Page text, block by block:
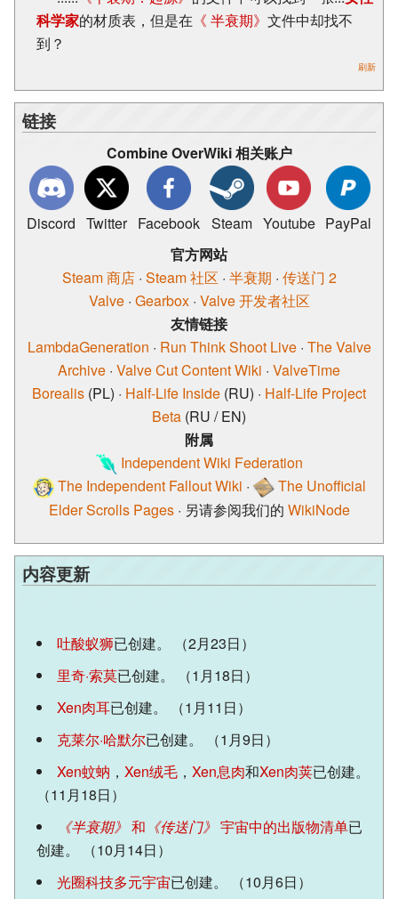
科学家的材质表，但是在 《 半衰期》 文件中却找不
到？
刷新
链接
Combine OverWiki 相关账户
Discord Twitter Facebook Steam Youtube PayPal
官方网站
Steam 商店· Steam 社区 · 半衰期 · 传送门 2
Valve· Gearbox· Valve 开发者社区
友情链接
LambdaGeneration · Run Think Shoot Live· The Valve
Archive · Valve Cut Content Wiki · ValveTime
Borealis (PL) · Half-Life Inside (RU) · Half-Life Project
Beta (RU / EN)
附属
Independent Wiki Federation
The Independent Fallout Wiki ·
The Unofficial
Elder Scrolls Pages· 另请参阅我们的 WikiNode
内容更新
吐酸蚁狮已创建。 （2月23日）
里奇·索莫已创建。 （1月18日）
Xen肉耳已创建。 （1月11日）
克莱尔·哈默尔已创建。 （1月9日）
Xen蚊蚋 ， Xen绒毛 ， Xen息肉和Xen肉荚已创建。
（11月18日）
《半衰期》 和 《传送门》 宇宙中的出版物清单已
创建。 （10月14日）
光圈科技多元宇宙已创建。 （10月6日）